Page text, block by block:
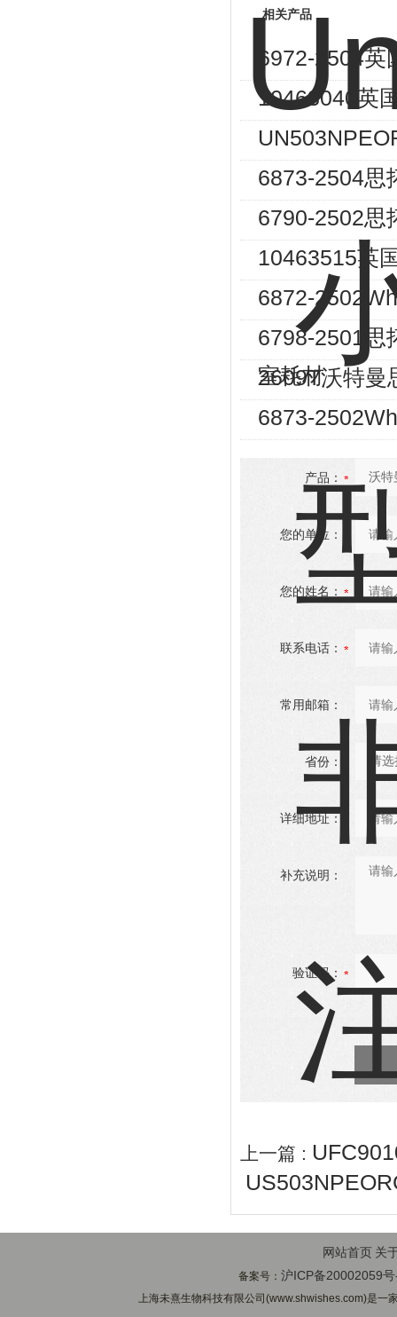
相关产品
6972-2504
10463040英
6873-2504思
6790-2502思
10463515英
6872-
6798-2501思
室耗材
2609T沃特曼
6873-
产品：
您的单位：
您的姓名：
联系电话：
常用邮箱：
省份：
详细地址：
补充说明：
验证码：
上一篇 :
网站首页 关
备案号：沪ICP备20002059
上海未熹生物科技有限公司(www.shwishes.com)是一